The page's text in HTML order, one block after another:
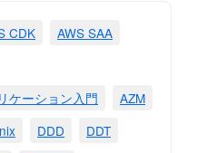
CDK
AWS SAA
ケーション入門
AZM
DDD
DDT